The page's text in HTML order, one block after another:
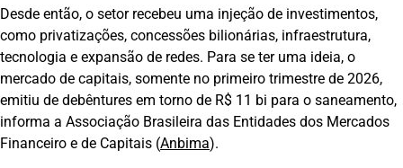
Desde então, o setor recebeu uma injeção de investimentos,
como privatizações, concessões bilionárias, infraestrutura,
tecnologia e expansão de redes. Para se ter uma ideia, o
mercado de capitais, somente no primeiro trimestre de 2026,
emitiu de debêntures em torno de R$ 11 bi para o saneamento,
informa a Associação Brasileira das Entidades dos Mercados
Financeiro e de Capitais (Anbima).